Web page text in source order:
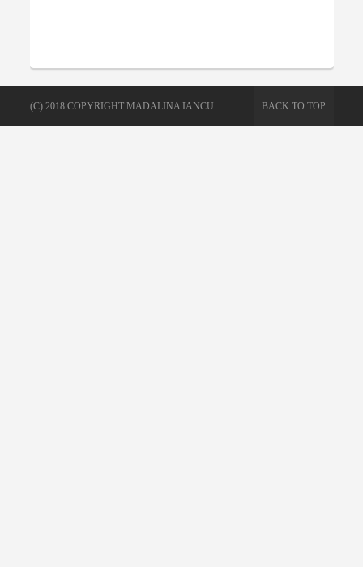
(C) 2018 COPYRIGHT MADALINA IANCU BACK TO TOP